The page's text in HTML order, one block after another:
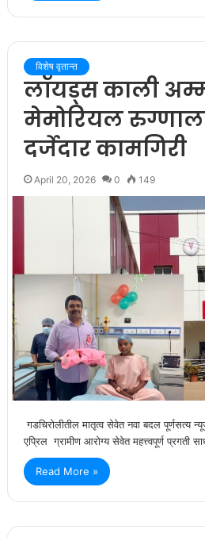
विशेष वृतान्त
लॉयड्स काली
मेमोरियल
दर्जेदार कामगिरी
April 20, 2026 0 149
गडचिरोलीतील मातृत्व सेवेत नवा बदल पूर्णसत्य
एप्रिल ग्रामीण आरोग्य सेवेत महत्त्वपूर्ण प्रगती
Read More »